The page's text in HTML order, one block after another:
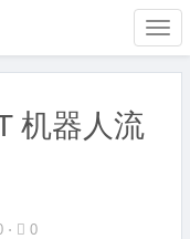
机器人流
⋅ 0